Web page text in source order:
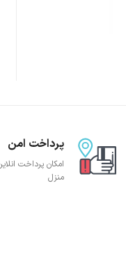
پرداخت امن
امکان پرداخت
منزل